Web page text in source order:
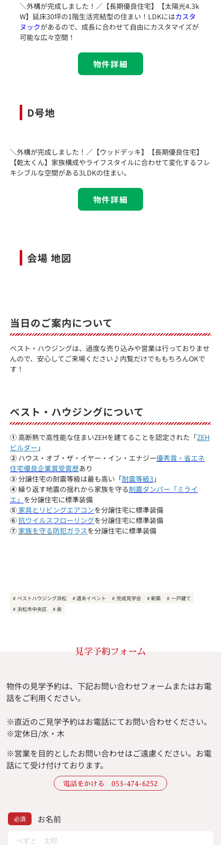
＼外構が完成しました！／【長期優良住宅】【太陽光4.3k
W】延床30坪の1階生活完結型の住まい！LDKにはカスタ
ヌックがあるので、成長に合わせて自由にカスタマイズが
可能な広々空間！
物件詳細
D号地
＼外構が完成しました！／【ウッドデッキ】【長期優良住宅】
【乾太くん】家族構成やライフスタイルに合わせて変化するフレ
キシブルな空間がある3LDKの住まい。
物件詳細
会場 地図
当日のご案内について
ベスト・ハウジングは、過度な売り込みや営業は行っておりませ
んので、安心してご来場ください♪内覧だけでももちろんOKで
す！
ベスト・ハウジングについて
① 高断熱で高性能な住まいZEHを建てることを認定された「ZEH
ビルダー 」
② ハウス・オブ・ザ・イヤー・イン・エナジー優秀賞・省エネ
住宅優良企業賞受賞歴あり
③分譲住宅の耐震等級は最も高い「耐震等級3 」
④繰り返す地震の揺れから家族を守る制震ダンパー「ミライ
エ」 を分譲住宅に標準装備
⑤ 家具とリビングエアコンを分譲住宅に標準装備
⑥抗ウイルスフローリングを分譲住宅に標準装備
⑦ 家族を守る防犯ガラスを分譲住宅に標準装備
ベストハウジング浜松 週末イベント 完成見学会 新築
一戸建て
浜松市中央区
泉
見学予約フォーム
物件の見学予約は、下記お問い合わせフォームまたはお電
話をご利用ください。
※直近のご見学予約はお電話にてお問い合わせください。
※定休日/水・木
※営業を目的としたお問い合わせはご遠慮ください。 お電
話にて受け付けております。
電話をかける 053-474-6252
お名前